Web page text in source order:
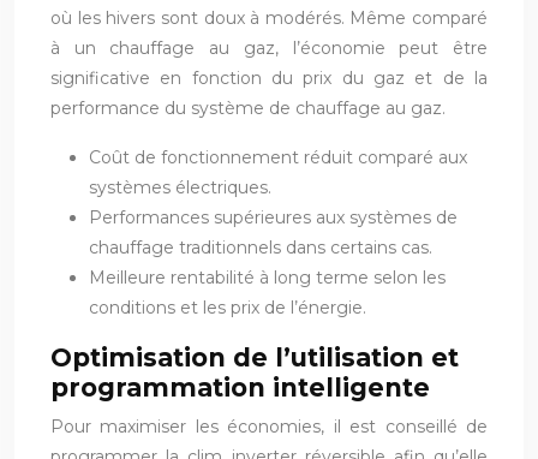
où les hivers sont doux à modérés. Même comparé
à un chauffage au gaz, l’économie peut être
significative en fonction du prix du gaz et de la
performance du système de chauffage au gaz.
Coût de fonctionnement réduit comparé aux
systèmes électriques.
Performances supérieures aux systèmes de
chauffage traditionnels dans certains cas.
Meilleure rentabilité à long terme selon les
conditions et les prix de l’énergie.
Optimisation de l’utilisation et
programmation intelligente
Pour maximiser les économies, il est conseillé de